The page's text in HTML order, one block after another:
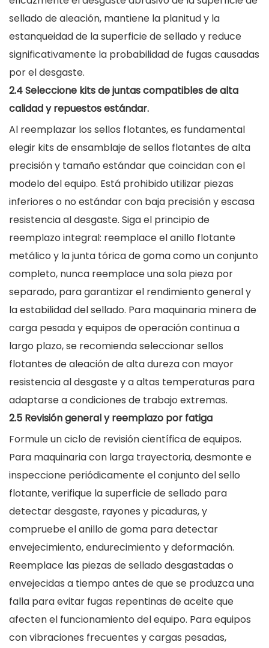
sellado de aleación, mantiene la planitud y la
estanqueidad de la superficie de sellado y reduce
significativamente la probabilidad de fugas causadas
por el desgaste.
2.4 Seleccione kits de juntas compatibles de alta
calidad y repuestos estándar.
Al reemplazar los sellos flotantes, es fundamental
elegir kits de ensamblaje de sellos flotantes de alta
precisión y tamaño estándar que coincidan con el
modelo del equipo. Está prohibido utilizar piezas
inferiores o no estándar con baja precisión y escasa
resistencia al desgaste. Siga el principio de
reemplazo integral: reemplace el anillo flotante
metálico y la junta tórica de goma como un conjunto
completo, nunca reemplace una sola pieza por
separado, para garantizar el rendimiento general y
la estabilidad del sellado. Para maquinaria minera de
carga pesada y equipos de operación continua a
largo plazo, se recomienda seleccionar sellos
flotantes de aleación de alta dureza con mayor
resistencia al desgaste y a altas temperaturas para
adaptarse a condiciones de trabajo extremas.
2.5 Revisión general y reemplazo por fatiga
Formule un ciclo de revisión científica de equipos.
Para maquinaria con larga trayectoria, desmonte e
inspeccione periódicamente el conjunto del sello
flotante, verifique la superficie de sellado para
detectar desgaste, rayones y picaduras, y
compruebe el anillo de goma para detectar
envejecimiento, endurecimiento y deformación.
Reemplace las piezas de sellado desgastadas o
envejecidas a tiempo antes de que se produzca una
falla para evitar fugas repentinas de aceite que
afecten el funcionamiento del equipo. Para equipos
con vibraciones frecuentes y cargas pesadas,